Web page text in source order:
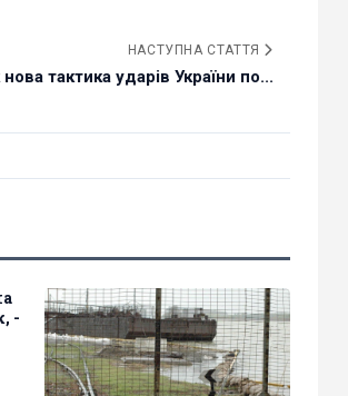
НАСТУПНА СТАТТЯ
тактика ударів України по...
-